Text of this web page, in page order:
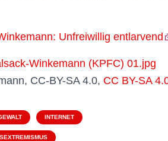
Unfreiwillig entlarvend
CC-BY-SA 4.0, CC BY-SA
INTERNET